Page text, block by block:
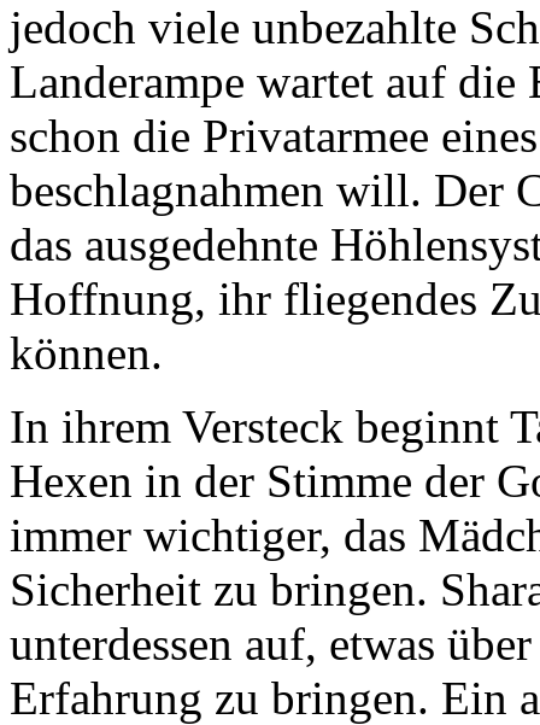
jedoch viele unbezahlte
Landerampe wartet auf die
schon die Privatarmee
beschlagnahmen will. Der
das ausgedehnte
Hoffnung, ihr fliegendes
können.
In ihrem Versteck beginnt
Hexen in der Stimme der
immer wichtiger, das
Sicherheit zu bringen.
unterdessen auf, etwas
Erfahrung zu bringen. Ein